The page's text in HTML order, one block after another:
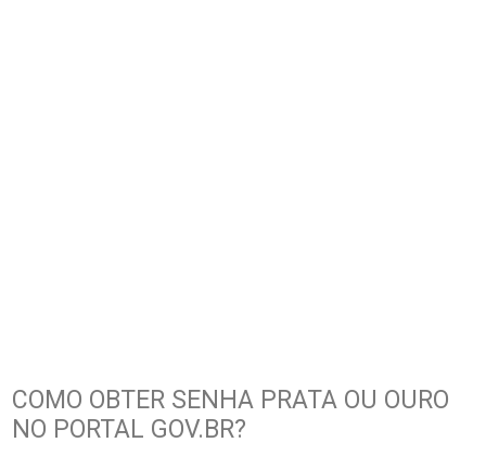
COMO OBTER SENHA PRATA OU OURO
NO PORTAL GOV.BR?